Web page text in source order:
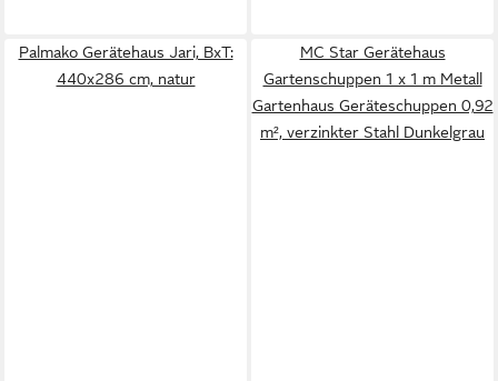
Palmako Gerätehaus Jari, BxT:
440x286 cm, natur
MC Star Gerätehaus
Gartenschuppen 1 x 1 m Metall
Gartenhaus Geräteschuppen 0,92
m², verzinkter Stahl Dunkelgrau